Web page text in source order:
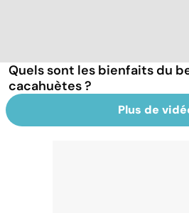
Quels sont les bienfaits du
cacahuètes ?
Plus de